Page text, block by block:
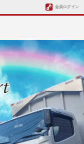
会員ログイン